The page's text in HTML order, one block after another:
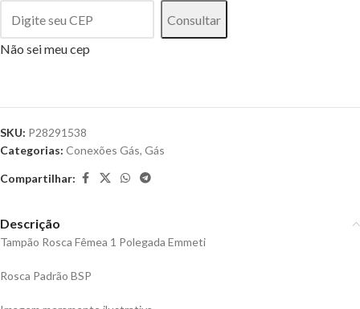
Consultar
Não sei meu cep
SKU: P28291538
Categorias: Conexões Gás, Gás
Compartilhar:
Descrição
Tampão Rosca Fêmea 1 Polegada Emmeti
Rosca Padrão BSP